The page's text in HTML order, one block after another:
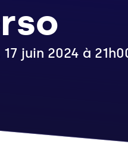
juin 2024 à